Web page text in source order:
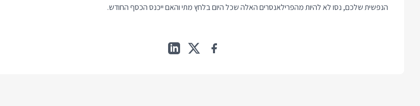
הנפשית שלכם, נסו לא להיות מהפרילאנסרים האלה שכל היום בלחץ מתי והאם ייכנס הכסף החודש.